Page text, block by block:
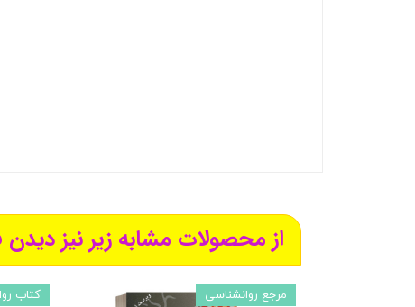
کتاب
مرجع روانشناسی
از محصولات مشابه زیر نیز دیدن